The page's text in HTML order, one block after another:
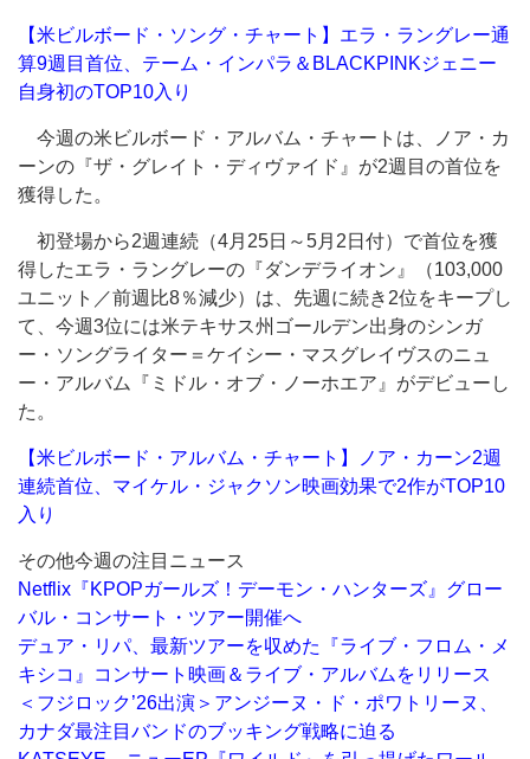
【米ビルボード・ソング・チャート】エラ・ラングレー通
算9週目首位、テーム・インパラ＆BLACKPINKジェニー
自身初のTOP10入り
今週の米ビルボード・アルバム・チャートは、ノア・カ
ーンの『ザ・グレイト・ディヴァイド』が2週目の首位を
獲得した。
初登場から2週連続（4月25日～5月2日付）で首位を獲
得したエラ・ラングレーの『ダンデライオン』（103,000
ユニット／前週比8％減少）は、先週に続き2位をキープし
て、今週3位には米テキサス州ゴールデン出身のシンガ
ー・ソングライター＝ケイシー・マスグレイヴスのニュ
ー・アルバム『ミドル・オブ・ノーホエア』がデビューし
た。
【米ビルボード・アルバム・チャート】ノア・カーン2週
連続首位、マイケル・ジャクソン映画効果で2作がTOP10
入り
その他今週の注目ニュース
Netflix『KPOPガールズ！デーモン・ハンターズ』グロー
バル・コンサート・ツアー開催へ
デュア・リパ、最新ツアーを収めた『ライブ・フロム・メ
キシコ』コンサート映画＆ライブ・アルバムをリリース
＜フジロック’26出演＞アンジーヌ・ド・ポワトリーヌ、
カナダ最注目バンドのブッキング戦略に迫る